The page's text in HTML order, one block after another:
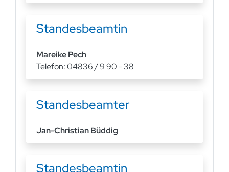
Standesbeamtin
Mareike Pech
Telefon: 04836 / 9 90 - 38
Standesbeamter
Jan-Christian Büddig
Standesbeamtin